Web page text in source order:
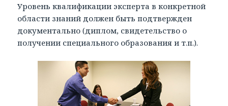
Уровень квалификации эксперта в конкретной
области знаний должен быть подтвержден
документально (диплом, свидетельство о
получении специального образования и т.п.).